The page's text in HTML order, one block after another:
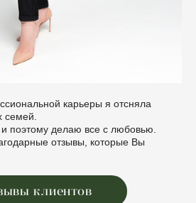
карьеры я отсняла
семей.
поэтому делаю все с любовью.
отзывы, которые Вы
клиентов